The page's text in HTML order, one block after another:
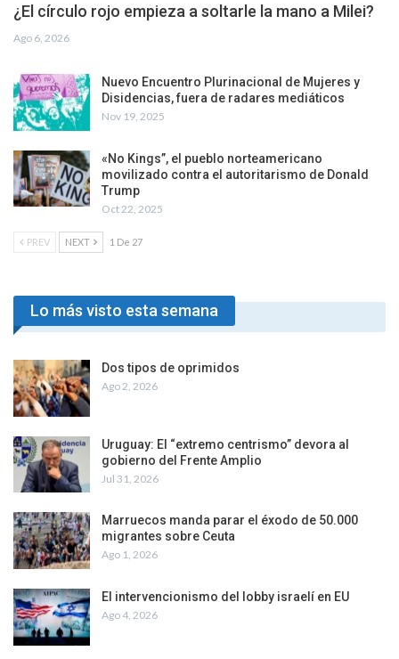
¿El círculo rojo empieza a soltarle la mano a Milei?
Ago 6, 2026
Nuevo Encuentro Plurinacional de Mujeres y
Disidencias, fuera de radares mediáticos
Nov 19, 2025
«No Kings”, el pueblo norteamericano
movilizado contra el autoritarismo de Donald
Trump
Oct 22, 2025
PREV NEXT 1 De 27
Lo más visto esta semana
Dos tipos de oprimidos
Ago 2, 2026
Uruguay: El “extremo centrismo” devora al
gobierno del Frente Amplio
Jul 31, 2026
Marruecos manda parar el éxodo de 50.000
migrantes sobre Ceuta
Ago 1, 2026
El intervencionismo del lobby israelí en EU
Ago 4, 2026